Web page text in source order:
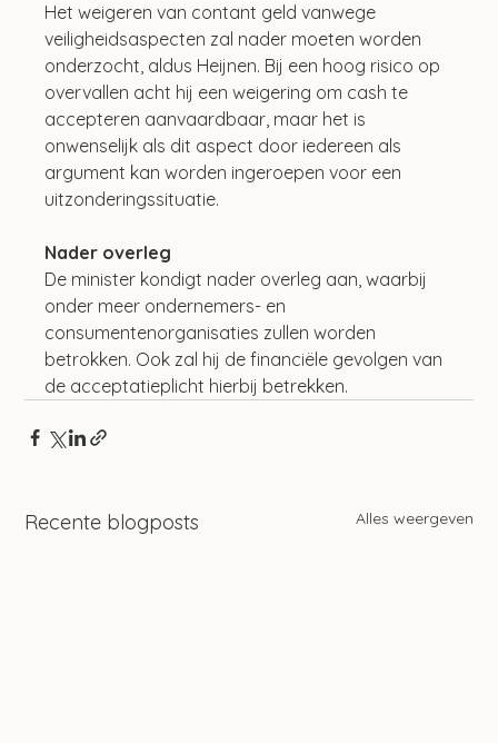
Het weigeren van contant geld vanwege
veiligheidsaspecten zal nader moeten worden
onderzocht, aldus Heijnen. Bij een hoog risico op
overvallen acht hij een weigering om cash te
accepteren aanvaardbaar, maar het is
onwenselijk als dit aspect door iedereen als
argument kan worden ingeroepen voor een
uitzonderingssituatie.
Nader overleg
De minister kondigt nader overleg aan, waarbij
onder meer ondernemers- en
consumentenorganisaties zullen worden
betrokken. Ook zal hij de financiële gevolgen van
de acceptatieplicht hierbij betrekken.
Recente blogposts Alles weergeven